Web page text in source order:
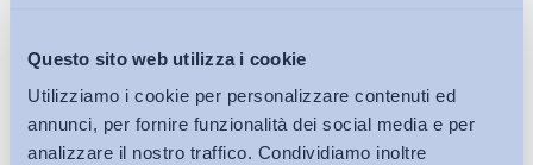
Questo sito web utilizza i cookie
Utilizziamo i cookie per personalizzare contenuti ed
annunci, per fornire funzionalità dei social media e per
analizzare il nostro traffico. Condividiamo inoltre